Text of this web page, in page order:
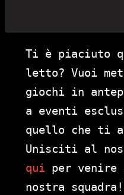
Ti è piaciuto
letto? Vuoi
giochi in
a eventi
quello che ti
Unisciti al
qui per
nostra squadra!